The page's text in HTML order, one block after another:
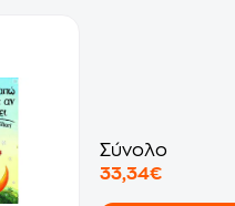
Σύνολο
33,34€